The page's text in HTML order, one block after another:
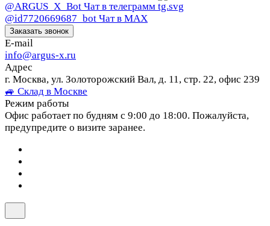
@ARGUS_X_Bot Чат в телеграмм
@id7720669687_bot Чат в МАХ
Заказать звонок
E-mail
info@argus-x.ru
Адрес
г. Москва, ул. Золоторожский Вал, д. 11, стр. 22, офис 239
🚙 Склад в Москве
Режим работы
Офис работает по будням с 9:00 до 18:00. Пожалуйста,
предупредите о визите заранее.